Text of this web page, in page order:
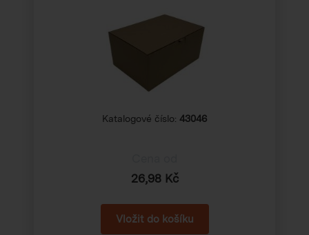
Katalogové číslo: 43046
26,98 Kč